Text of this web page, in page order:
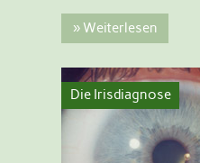
» Weiterlesen
Die Irisdiagnose